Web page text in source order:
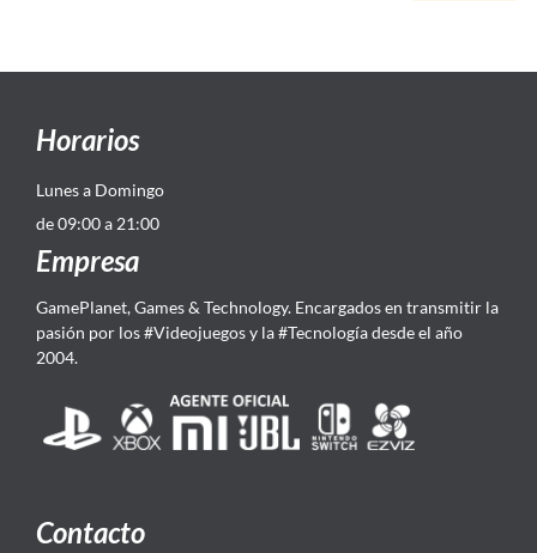
Horarios
Lunes a Domingo
de 09:00 a 21:00
Empresa
GamePlanet, Games & Technology. Encargados en transmitir la
pasión por los #Videojuegos y la #Tecnología desde el año
2004.
Contacto